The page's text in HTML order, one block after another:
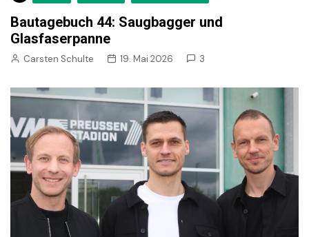
Bautagebuch 44: Saugbagger und
Glasfaserpanne
Carsten Schulte 19. Mai 2026 3